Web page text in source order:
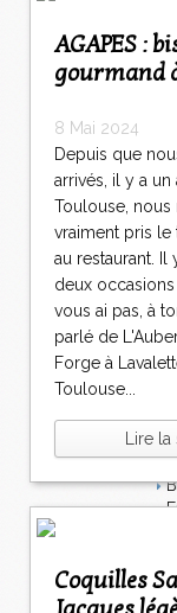
AGAPES : bistrot
gourmand
8 Mai 2024
Depuis que
arrivés, il y a un
Toulouse, nous
vraiment pris
au restaurant. Il
deux
vous ai pas, à
parlé de
Forge à
Toulouse...
Lire la
Coquilles Saint-
E
m
a